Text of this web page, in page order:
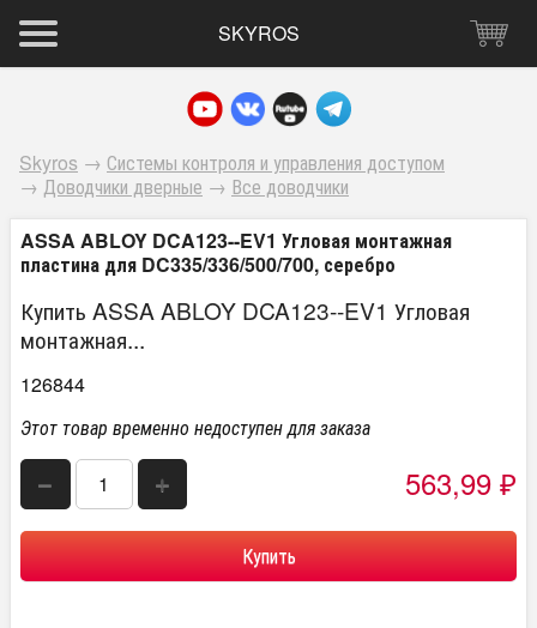
SKYROS
Skyros → Системы контроля и управления доступом
→ Доводчики дверные → Все доводчики
ASSA ABLOY DCA123--EV1 Угловая монтажная
пластина для DC335/336/500/700, серебро
Купить ASSA ABLOY DCA123--EV1 Угловая
монтажная...
126844
Этот товар временно недоступен для заказа
− + 563,99 ₽